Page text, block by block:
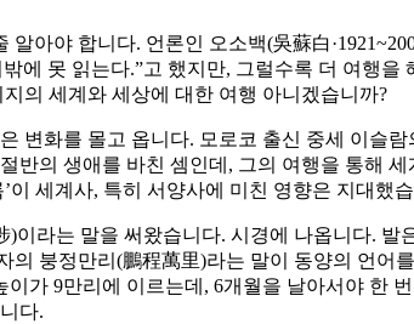
아야 합니다. 언론인 오소백(吳蘇白
에 못 읽는다.”고 했지만, 그럴수록 더 여행
의 세계와 세상에 대한 여행 아니겠습니까?
변화를 몰고 옵니다. 모로코 출신 중세 이슬
반의 생애를 바친 셈인데, 그의 여행을 통해
이 세계사, 특히 서양사에 미친 영향은 지대했
이라는 말을 써왔습니다. 시경에 나옵니다.
의 붕정만리(鵬程萬里)라는 말이 동양의 언
가 9만리에 이르는데, 6개월을 날아서야 한
다.